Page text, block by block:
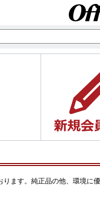
ます。純正品の他、環境